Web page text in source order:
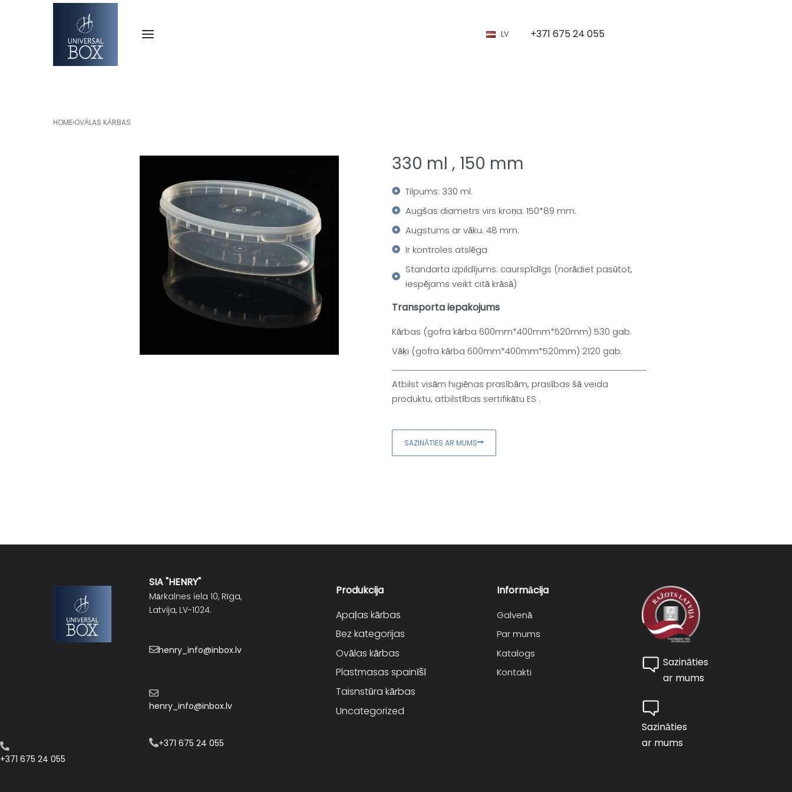
LV +371 675 24 055
HOME›OVĀLAS KĀRBAS
330 ml , 150 mm
Tilpums: 330 ml.
Augšas diametrs virs kroņa: 150*89 mm.
Augstums ar vāku: 48 mm.
Ir kontroles atslēga
Standarta izpildījums: caurspīdīgs (norādiet pasūtot,
iespējams veikt citā krāsā)
Transporta iepakojums
Kārbas (gofra kārba 600mm*400mm*520mm) 530 gab.
Vāķi (gofra kārba 600mm*400mm*520mm) 2120 gab.
Atbilst visām higiēnas prasībām, prasības šā veida
produktu, atbilstības sertifikātu ES .
SAZINĀTIES AR MUMS
SIA "HENRY"
Mārkalnes iela 10, Rīga,
Latvija, LV-1024.
henry_info@inbox.lv
henry_info@inbox.lv
+371 675 24 055
Produkcija
Apaļas kārbas
Bez kategorijas
Ovālas kārbas
Plastmasas spainīšī
Taisnstūra kārbas
Uncategorized
Informācija
Galvenā
Par mums
Katalogs
Kontakti
Sazināties
ar mums
Sazināties
ar mums
+371 675 24 055